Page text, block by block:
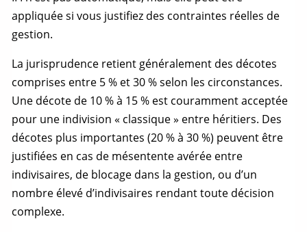
appliquée si vous justifiez des contraintes réelles de
gestion.
La jurisprudence retient généralement des décotes
comprises entre 5 % et 30 % selon les circonstances.
Une décote de 10 % à 15 % est couramment acceptée
pour une indivision « classique » entre héritiers. Des
décotes plus importantes (20 % à 30 %) peuvent être
justifiées en cas de mésentente avérée entre
indivisaires, de blocage dans la gestion, ou d’un
nombre élevé d’indivisaires rendant toute décision
complexe.